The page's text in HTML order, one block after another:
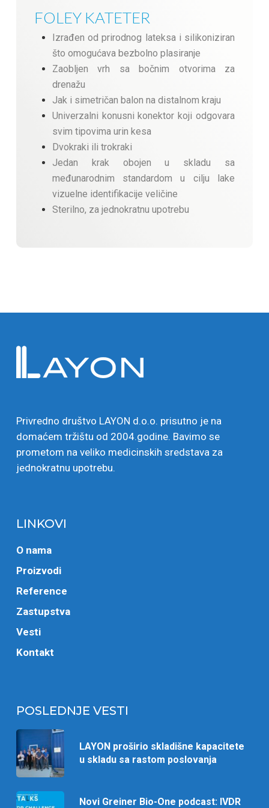
FOLEY KATETER
Izrađen od prirodnog lateksa i silikoniziran
što omogućava bezbolno plasiranje
Zaobljen vrh sa bočnim otvorima za
drenažu
Jak i simetričan balon na distalnom kraju
Univerzalni konusni konektor koji odgovara
svim tipovima urin kesa
Dvokraki ili trokraki
Jedan krak obojen u skladu sa
međunarodnim standardom u cilju lake
vizuelne identifikacije veličine
Sterilno, za jednokratnu upotrebu
Privredno društvo LAYON d.o.o. prisutno je na
domaćem tržištu od 2004.godine. Bavimo se
prometom na veliko medicinskih sredstava za
jednokratnu upotrebu.
LINKOVI
O nama
Proizvodi
Reference
Zastupstva
Vesti
Kontakt
POSLEDNJE VESTI
LAYON proširio skladišne kapacitete
u skladu sa rastom poslovanja
Novi Greiner Bio-One podcast: IVDR